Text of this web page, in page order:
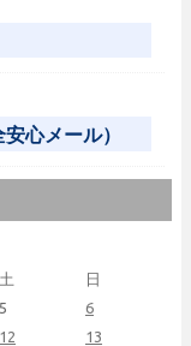
心メール）
土 日
5
6
12
13